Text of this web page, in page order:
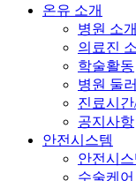
온유 소개
병원 소개
의료진
학술활동
병원 둘
진료시
공지사항
안전시스템
안전시스
수술케